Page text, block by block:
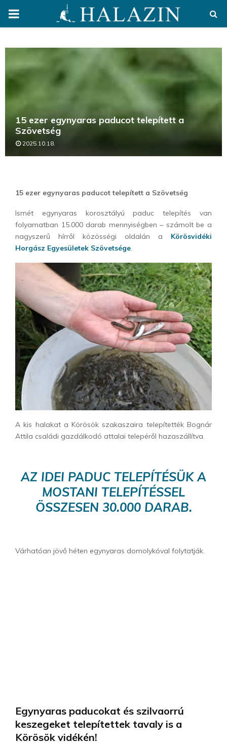
PRIMARY
15 ezer egynyaras paducot telepített a
Szövetség
2025.10.18.
15 ezer egynyaras paducot telepített a Szövetség
Ismét egynyaras korosztályú paduc telepítés van
folyamatban 15.000 darab mennyiségben – számolt be a
nagyszerű hírről közösségi oldalán a Körösvidéki
Horgász Egyesületek Szövetsége.
A kis halakat a Körösök szakaszaira telepítették Bognár
Attila családi gazdálkodó attalai telepéről hazaszállítva.
AZ IDEI PADUC TELEPÍTÉSÜK A
MOSTANI TELEPÍTÉSSEL
ÖSSZESEN 30.000 DARAB.
Várhatóan jövő héten egynyaras domolykóval folytatják.
Egynyaras paducokat és szilvaorrú
keszegeket telepítettek tavaly is a
Körösök vidékén!